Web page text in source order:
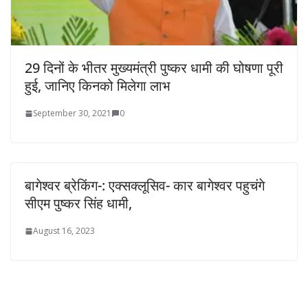
29 दिनों के भीतर मुख्यमंत्री पुष्कर धामी की घोषणा पूरी
हुई, जानिए किनको मिलेगा लाभ
September 30, 2021 0
बागेश्वर ब्रेकिंग-: एक्सक्लूसिव- कार बागेश्वर पहुचंगे
सीएम पुष्कर सिंह धामी,
August 16, 2023